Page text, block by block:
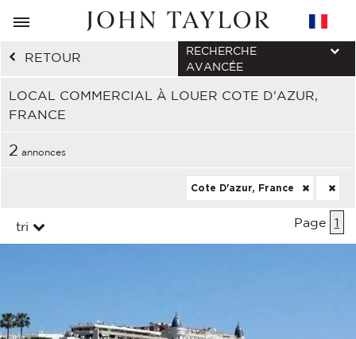
RETOUR
LOCAL COMMERCIAL À LOUER COTE D'AZUR,
FRANCE
RECHERCHE
AVANCÉE
2 annonces
Cote D'azur, France
tri Page 1